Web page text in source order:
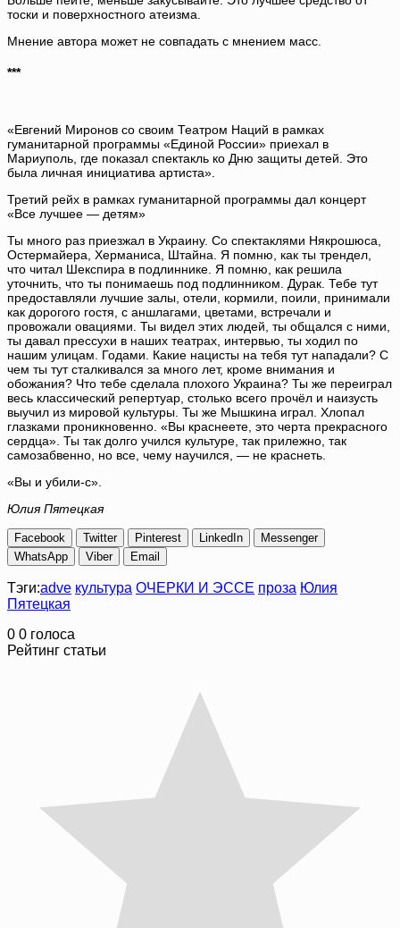
тоски и поверхностного атеизма.
Мнение автора может не совпадать с мнением масс.
***
«Евгений Миронов со своим Театром Наций в рамках
гуманитарной программы «Единой России» приехал в
Мариуполь, где показал спектакль ко Дню защиты детей. Это
была личная инициатива артиста».
Третий рейх в рамках гуманитарной программы дал концерт
«Все лучшее — детям»
Ты много раз приезжал в Украину. Со спектаклями Някрошюса,
Остермайера, Херманиса, Штайна. Я помню, как ты трендел,
что читал Шекспира в подлиннике. Я помню, как решила
уточнить, что ты понимаешь под подлинником. Дурак. Тебе тут
предоставляли лучшие залы, отели, кормили, поили, принимали
как дорогого гостя, с аншлагами, цветами, встречали и
провожали овациями. Ты видел этих людей, ты общался с ними,
ты давал прессухи в наших театрах, интервью, ты ходил по
нашим улицам. Годами. Какие нацисты на тебя тут нападали? С
чем ты тут сталкивался за много лет, кроме внимания и
обожания? Что тебе сделала плохого Украина? Ты же переиграл
весь классический репертуар, столько всего прочёл и наизусть
выучил из мировой культуры. Ты же Мышкина играл. Хлопал
глазками проникновенно. «Вы краснеете, это черта прекрасного
сердца». Ты так долго учился культуре, так прилежно, так
самозабвенно, но все, чему научился, — не краснеть.
«Вы и убили-с».
Юлия Пятецкая
Facebook Twitter Pinterest LinkedIn
Messenger
WhatsApp
Viber Email
Тэги:adve культура ОЧЕРКИ И ЭССЕ проза Юлия
Пятецкая
0 0 голоса
Рейтинг статьи